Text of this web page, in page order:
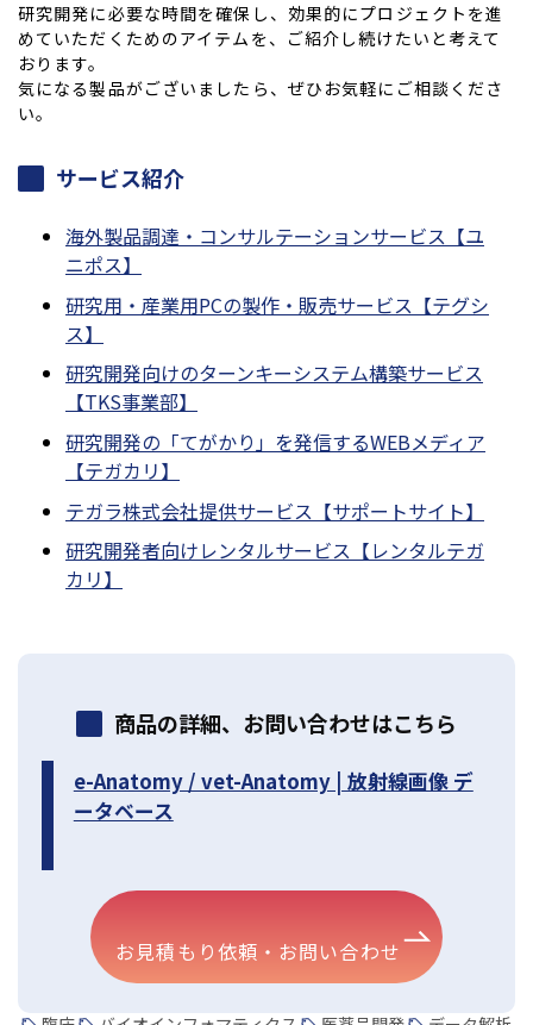
研究開発に必要な時間を確保し、効果的にプロジェクトを進
めていただくためのアイテムを、ご紹介し続けたいと考えて
おります。
気になる製品がございましたら、ぜひお気軽にご相談くださ
い。
サービス紹介
海外製品調達・コンサルテーションサービス【ユ
ニポス】
研究用・産業用PCの製作・販売サービス【テグシ
ス】
研究開発向けのターンキーシステム構築サービス
【TKS事業部】
研究開発の「てがかり」を発信するWEBメディア
【テガカリ】
テガラ株式会社提供サービス【サポートサイト】
研究開発者向けレンタルサービス【レンタルテガ
カリ】
商品の詳細、お問い合わせはこちら
e-Anatomy / vet-Anatomy | 放射線画像 デ
ータベース
お見積もり依頼・お問い合わせ